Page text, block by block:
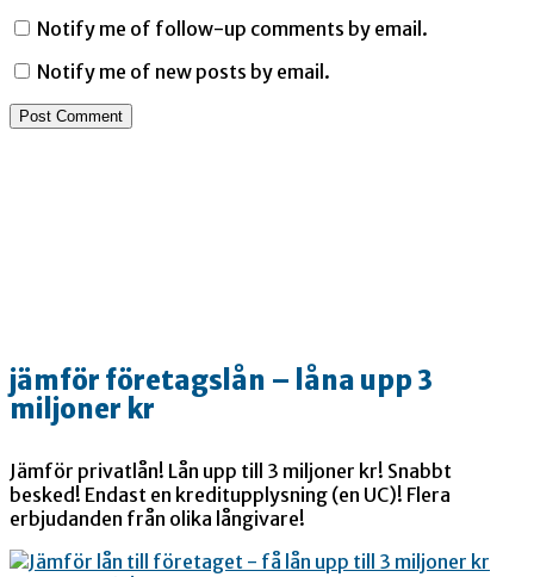
Notify me of follow-up comments by email.
Notify me of new posts by email.
jämför företagslån – låna upp 3
miljoner kr
Jämför privatlån! Lån upp till 3 miljoner kr! Snabbt
besked! Endast en kreditupplysning (en UC)! Flera
erbjudanden från olika långivare!